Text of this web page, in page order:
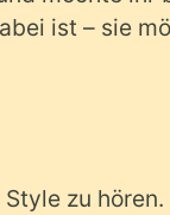
ist – sie
zu